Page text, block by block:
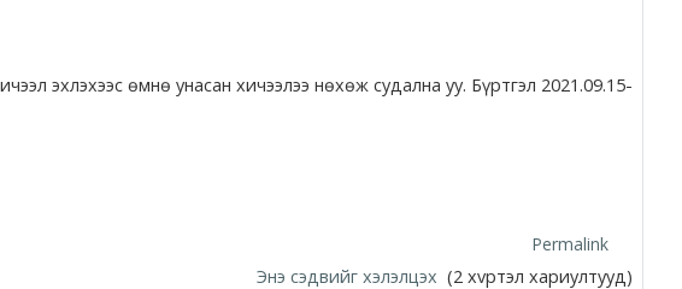
эхлэхээс өмнө унасан хичээлээ нөхөж судална уу. Бүртгэл 2021.09.15-
Permalink
Энэ сэдвийг хэлэлцэх (2 хvртэл хариултууд)